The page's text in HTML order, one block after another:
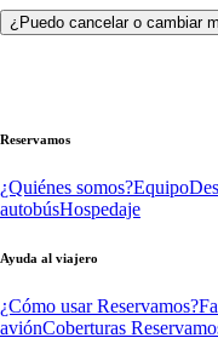
¿Puedo cancelar o cambiar
Reservamos
¿Quiénes somos?Equipo
autobúsHospedaje
Ayuda al viajero
¿Cómo usar Reservamos?
aviónCoberturas